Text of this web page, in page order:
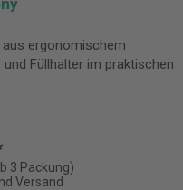
ergonomischem
und Füllhalter im praktischen
3 Packung)
Versand